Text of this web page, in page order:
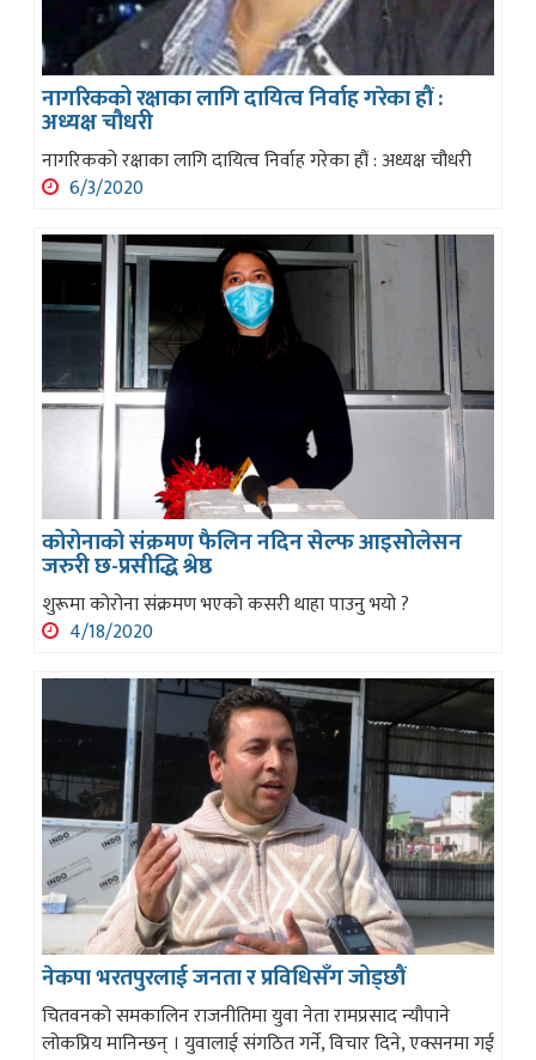
नागरिकको रक्षाका लागि दायित्व निर्वाह गरेका हौं :
अध्यक्ष चौधरी
नागरिकको रक्षाका लागि दायित्व निर्वाह गरेका हौं : अध्यक्ष चौधरी
6/3/2020
कोरोनाको संक्रमण फैलिन नदिन सेल्फ आइसोलेसन
जरुरी छ-प्रसीद्धि श्रेष्ठ
शुरूमा कोरोना संक्रमण भएको कसरी थाहा पाउनु भयो ?
4/18/2020
नेकपा भरतपुरलाई जनता र प्रविधिसँग जोड्छौं
चितवनको समकालिन राजनीतिमा युवा नेता रामप्रसाद न्यौपाने
लोकप्रिय मानिन्छन् । युवालाई संगठित गर्ने, विचार दिने, एक्सनमा गई